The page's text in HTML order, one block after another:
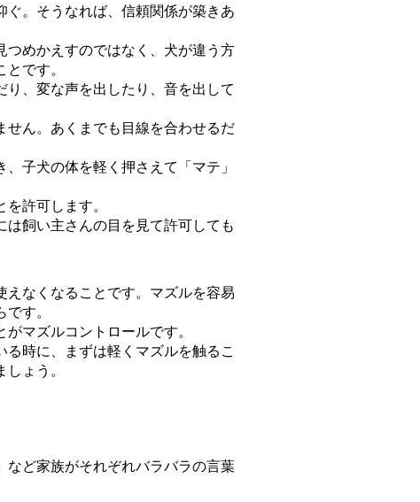
。そうなれば、信頼関係が築きあ
つめかえすのではなく、犬が違う方
です。
、変な声を出したり、音を出して
せん。あくまでも目線を合わせるだ
子犬の体を軽く押さえて「マテ」
許可します。
飼い主さんの目を見て許可しても
えなくなることです。マズルを容易
す。
マズルコントロールです。
時に、まずは軽くマズルを触るこ
ょう。
など家族がそれぞれバラバラの言葉